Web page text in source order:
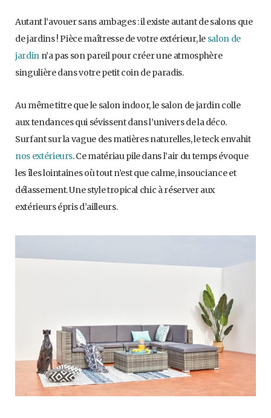
Autant l’avouer sans ambages : il existe autant de salons que
de jardins ! Pièce maîtresse de votre extérieur, le salon de
jardinn’a pas son pareil pour créer une atmosphère
singulière dans votre petit coin de paradis.
Au même titre que le salon indoor, le salon de jardin colle
aux tendances qui sévissent dans l’univers de la déco.
Surfant sur la vague des matières naturelles, le teck envahit
nos extérieurs. Ce matériau pile dans l’air du temps évoque
les îles lointaines où tout n’est que calme, insouciance et
délassement. Une style tropical chic à réserver aux
extérieurs épris d’ailleurs.